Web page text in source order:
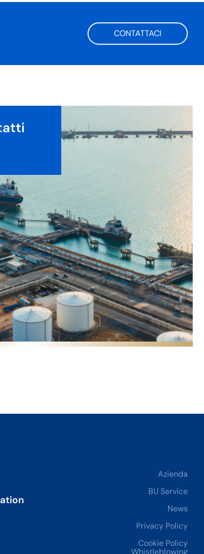
CONTATTACI
Azienda
BU Service
News
Privacy Policy
Cookie Policy
Whistleblowing